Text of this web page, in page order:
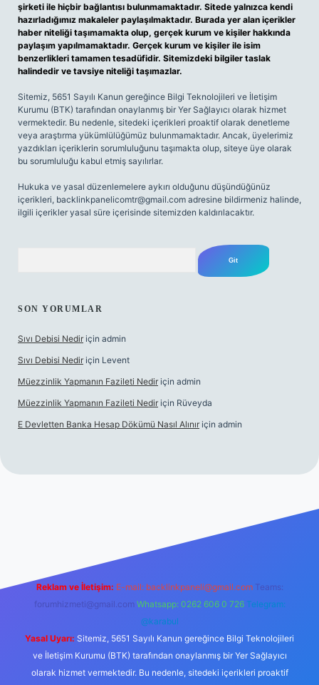
şirketi ile hiçbir bağlantısı bulunmamaktadır. Sitede yalnızca kendi
hazırladığımız makaleler paylaşılmaktadır. Burada yer alan içerikler
haber niteliği taşımamakta olup, gerçek kurum ve kişiler hakkında
paylaşım yapılmamaktadır. Gerçek kurum ve kişiler ile isim
benzerlikleri tamamen tesadüfidir. Sitemizdeki bilgiler taslak
halindedir ve tavsiye niteliği taşımazlar.
Sitemiz, 5651 Sayılı Kanun gereğince Bilgi Teknolojileri ve İletişim
Kurumu (BTK) tarafından onaylanmış bir Yer Sağlayıcı olarak hizmet
vermektedir. Bu nedenle, sitedeki içerikleri proaktif olarak denetleme
veya araştırma yükümlülüğümüz bulunmamaktadır. Ancak, üyelerimiz
yazdıkları içeriklerin sorumluluğunu taşımakta olup, siteye üye olarak
bu sorumluluğu kabul etmiş sayılırlar.
Hukuka ve yasal düzenlemelere aykırı olduğunu düşündüğünüz
içerikleri, backlinkpanelicomtr@gmail.com adresine bildirmeniz halinde,
ilgili içerikler yasal süre içerisinde sitemizden kaldırılacaktır.
SON YORUMLAR
Sıvı Debisi Nedir için admin
Sıvı Debisi Nedir için Levent
Müezzinlik Yapmanın Fazileti Nedir için admin
Müezzinlik Yapmanın Fazileti Nedir için Rüveyda
E Devletten Banka Hesap Dökümü Nasıl Alınır için admin
Reklam ve İletişim: E-mail: backlinkpaneli@gmail.com Teams:
forumhizmeti@gmail.com Whatsapp: 0262 606 0 726 Telegram:
@karabul
Yasal Uyarı: Sitemiz, 5651 Sayılı Kanun gereğince Bilgi Teknolojileri
ve İletişim Kurumu (BTK) tarafından onaylanmış bir Yer Sağlayıcı
olarak hizmet vermektedir. Bu nedenle, sitedeki içerikleri proaktif